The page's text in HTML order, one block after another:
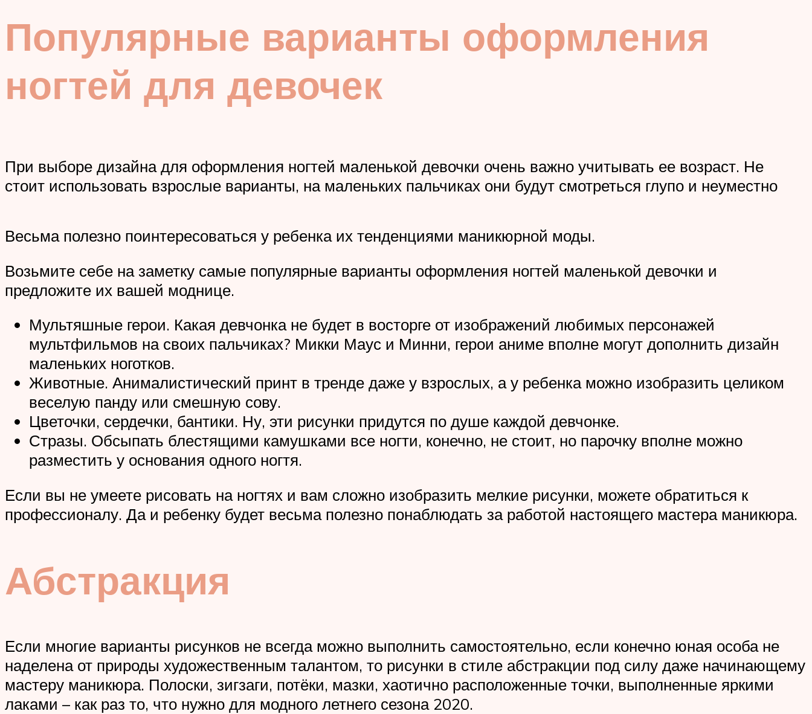
Популярные варианты оформления
ногтей для девочек
При выборе дизайна для оформления ногтей маленькой девочки очень важно учитывать ее возраст. Не
стоит использовать взрослые варианты, на маленьких пальчиках они будут смотреться глупо и неуместно
Весьма полезно поинтересоваться у ребенка их тенденциями маникюрной моды.
Возьмите себе на заметку самые популярные варианты оформления ногтей маленькой девочки и
предложите их вашей моднице.
Мультяшные герои. Какая девчонка не будет в восторге от изображений любимых персонажей
мультфильмов на своих пальчиках? Микки Маус и Минни, герои аниме вполне могут дополнить дизайн
маленьких ноготков.
Животные. Анималистический принт в тренде даже у взрослых, а у ребенка можно изобразить целиком
веселую панду или смешную сову.
Цветочки, сердечки, бантики. Ну, эти рисунки придутся по душе каждой девчонке.
Стразы. Обсыпать блестящими камушками все ногти, конечно, не стоит, но парочку вполне можно
разместить у основания одного ногтя.
Если вы не умеете рисовать на ногтях и вам сложно изобразить мелкие рисунки, можете обратиться к
профессионалу. Да и ребенку будет весьма полезно понаблюдать за работой настоящего мастера маникюра.
Абстракция
Если многие варианты рисунков не всегда можно выполнить самостоятельно, если конечно юная особа не
наделена от природы художественным талантом, то рисунки в стиле абстракции под силу даже начинающему
мастеру маникюра. Полоски, зигзаги, потёки, мазки, хаотично расположенные точки, выполненные яркими
лаками – как раз то, что нужно для модного летнего сезона 2020.